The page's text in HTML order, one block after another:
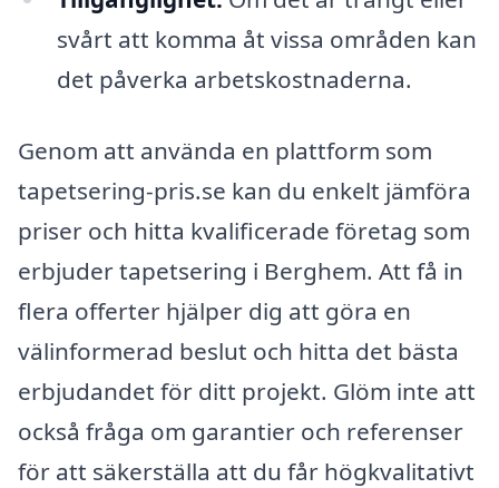
svårt att komma åt vissa områden kan
det påverka arbetskostnaderna.
Genom att använda en plattform som
tapetsering-pris.se kan du enkelt jämföra
priser och hitta kvalificerade företag som
erbjuder tapetsering i Berghem. Att få in
flera offerter hjälper dig att göra en
välinformerad beslut och hitta det bästa
erbjudandet för ditt projekt. Glöm inte att
också fråga om garantier och referenser
för att säkerställa att du får högkvalitativt